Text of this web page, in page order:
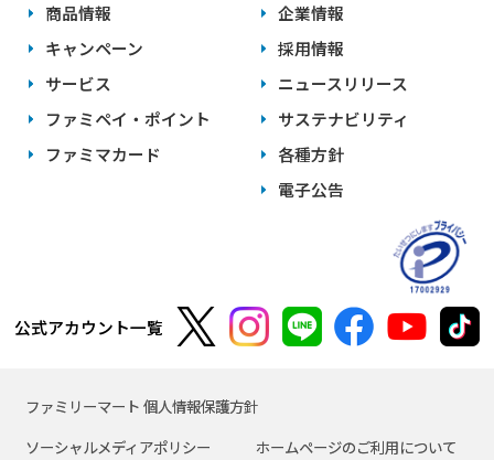
商品情報
キャンペーン
サービス
ファミペイ・ポイント
ファミマカード
企業情報
採用情報
ニュースリリース
サステナビリティ
各種方針
電子公告
公式アカウント一覧
ファミリーマート 個人情報保護方針
ソーシャルメディアポリシー
ホームページのご利用について